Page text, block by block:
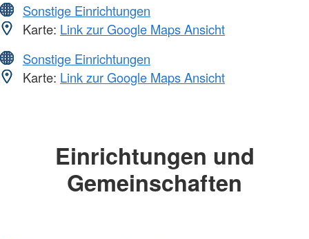
Sonstige Einrichtungen
Karte: Link zur Google Maps Ansicht
Sonstige Einrichtungen
Karte: Link zur Google Maps Ansicht
Einrichtungen und
Gemeinschaften